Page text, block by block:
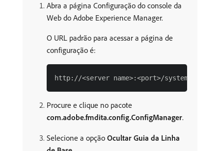
Abra a página Configuração do console da
Web do Adobe Experience Manager.
O URL padrão para acessar a página de
configuração é:
Procure e clique no pacote
com.adobe.fmdita.config.ConfigManager.
Selecione a opção Ocultar Guia da Linha